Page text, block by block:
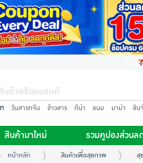
วันสารทจีน ข้าวสาร ดีน่า ขนม มาม่า ชิน
สินค้ามาใหม่ รวมคูปองส่วนล
หน้าหลัก สินค้าเพื่อสุขภาพ สุ